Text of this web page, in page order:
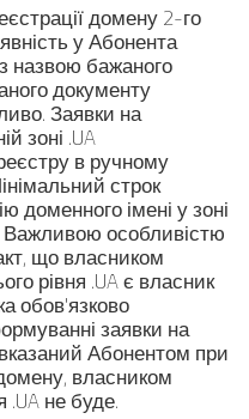
домену 2-го
у Абонента
назвою бажаного
документу
Заявки на
зоні .UA
в ручному
строк
доменного імені у зоні
Важливою особливістю
що власником
рівня .UA є власник
обов'язково
заявки на
Абонентом при
власником
.UA не буде.